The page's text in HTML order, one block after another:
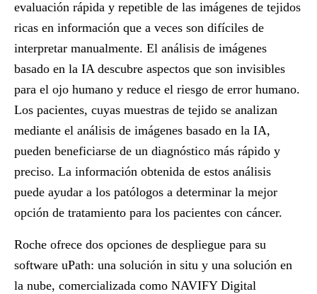
evaluación rápida y repetible de las imágenes de tejidos
ricas en información que a veces son difíciles de
interpretar manualmente. El análisis de imágenes
basado en la IA descubre aspectos que son invisibles
para el ojo humano y reduce el riesgo de error humano.
Los pacientes, cuyas muestras de tejido se analizan
mediante el análisis de imágenes basado en la IA,
pueden beneficiarse de un diagnóstico más rápido y
preciso. La información obtenida de estos análisis
puede ayudar a los patólogos a determinar la mejor
opción de tratamiento para los pacientes con cáncer.
Roche ofrece dos opciones de despliegue para su
software uPath: una solución in situ y una solución en
la nube, comercializada como NAVIFY Digital